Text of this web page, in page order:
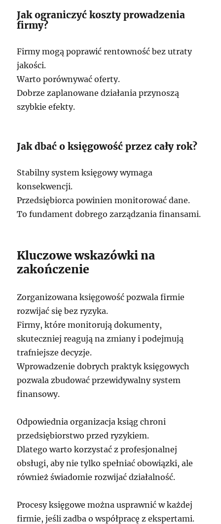
Jak ograniczyć koszty prowadzenia
firmy?
Firmy mogą poprawić rentowność bez utraty
jakości.
Warto porównywać oferty.
Dobrze zaplanowane działania przynoszą
szybkie efekty.
Jak dbać o księgowość przez cały rok?
Stabilny system księgowy wymaga
konsekwencji.
Przedsiębiorca powinien monitorować dane.
To fundament dobrego zarządzania finansami.
Kluczowe wskazówki na
zakończenie
Zorganizowana księgowość pozwala firmie
rozwijać się bez ryzyka.
Firmy, które monitorują dokumenty,
skuteczniej reagują na zmiany i podejmują
trafniejsze decyzje.
Wprowadzenie dobrych praktyk księgowych
pozwala zbudować przewidywalny system
finansowy.
Odpowiednia organizacja ksiąg chroni
przedsiębiorstwo przed ryzykiem.
Dlatego warto korzystać z profesjonalnej
obsługi, aby nie tylko spełniać obowiązki, ale
również świadomie rozwijać działalność.
Procesy księgowe można usprawnić w każdej
firmie, jeśli zadba o współpracę z ekspertami.